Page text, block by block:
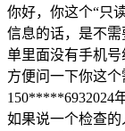
你好，你这个“只
信息的话，是不
单里面没有手机号
方便问一下你这个
150*****6932024
如果说一个检查